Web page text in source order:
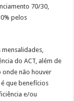
70/30,
pelos
do ACT, além de
onde não houver
que benefícios
e/ou